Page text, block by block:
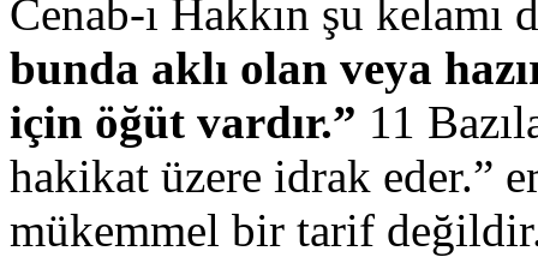
Cenab-ı Hakkın şu
bunda aklı olan veya
için öğüt vardır.” 11
hakikat üzere idrak eder.”
mükemmel bir tarif